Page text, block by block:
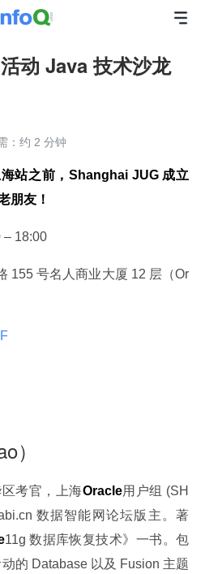
动 Java 技术沙龙
：约 2 分钟
站之前，Shanghai JUG 成立
朋友！
– 18:00
155 号名人商业大厦 12 层（Or
）
考官，上海Oracle用户组 (SH
数据智能网论坛版主。著
11g 数据库恢复技术》一书。包
的 Database 以及 Fusion 主题